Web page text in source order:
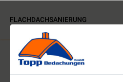
FLACHDACHSANIERUNG